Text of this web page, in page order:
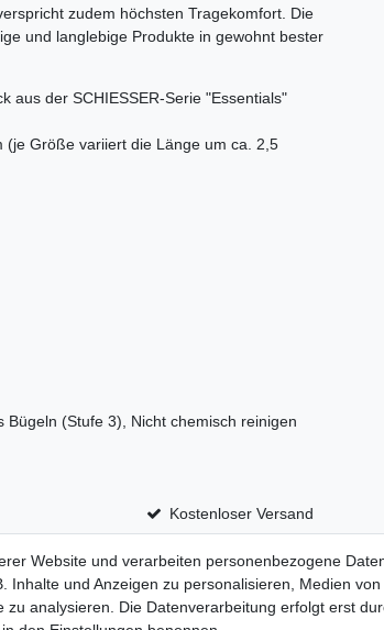
zudem höchsten Tragekomfort. Die
und langlebige Produkte in gewohnt bester
aus der SCHIESSER-Serie "Essentials"
Größe variiert die Länge um ca. 2,5
Bügeln (Stufe 3), Nicht chemisch reinigen
Kostenloser Versand
AGB Widerrufs­recht
Website und verarbeiten personenbezogene
Inhalte und Anzeigen zu personalisieren, Medien von
analysieren. Die Datenverarbeitung erfolgt erst